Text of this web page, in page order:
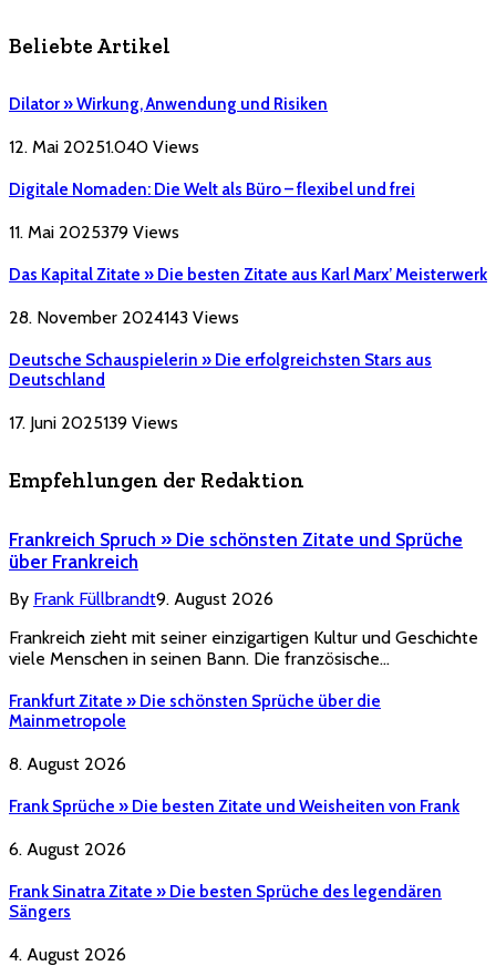
Beliebte Artikel
Dilator » Wirkung, Anwendung und Risiken
12. Mai 20251.040 Views
Digitale Nomaden: Die Welt als Büro – flexibel und frei
11. Mai 2025379 Views
Das Kapital Zitate » Die besten Zitate aus Karl Marx’ Meisterwerk
28. November 2024143 Views
Deutsche Schauspielerin » Die erfolgreichsten Stars aus
Deutschland
17. Juni 2025139 Views
Empfehlungen der Redaktion
Frankreich Spruch » Die schönsten Zitate und Sprüche
über Frankreich
By Frank Füllbrandt9. August 2026
Frankreich zieht mit seiner einzigartigen Kultur und Geschichte
viele Menschen in seinen Bann. Die französische…
Frankfurt Zitate » Die schönsten Sprüche über die
Mainmetropole
8. August 2026
Frank Sprüche » Die besten Zitate und Weisheiten von Frank
6. August 2026
Frank Sinatra Zitate » Die besten Sprüche des legendären
Sängers
4. August 2026